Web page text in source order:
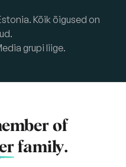
Kõik õigused on
grupi liige.
of
family.